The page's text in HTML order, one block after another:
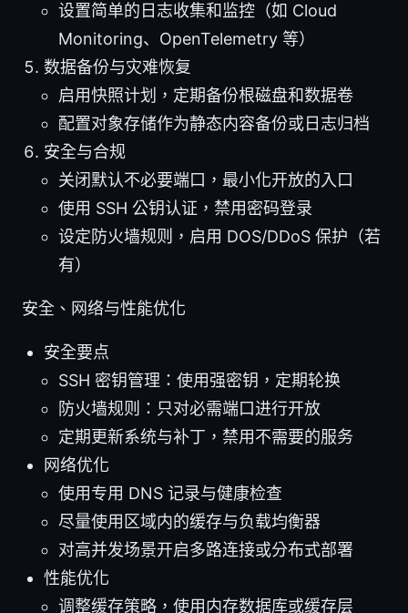
设置简单的日志收集和监控（如 Cloud
Monitoring、OpenTelemetry 等）
数据备份与灾难恢复
启用快照计划，定期备份根磁盘和数据卷
配置对象存储作为静态内容备份或日志归档
安全与合规
关闭默认不必要端口，最小化开放的入口
使用 SSH 公钥认证，禁用密码登录
设定防火墙规则，启用 DOS/DDoS 保护（若
有）
安全、网络与性能优化
安全要点
SSH 密钥管理：使用强密钥，定期轮换
防火墙规则：只对必需端口进行开放
定期更新系统与补丁，禁用不需要的服务
网络优化
使用专用 DNS 记录与健康检查
尽量使用区域内的缓存与负载均衡器
对高并发场景开启多路连接或分布式部署
性能优化
调整缓存策略，使用内存数据库或缓存层